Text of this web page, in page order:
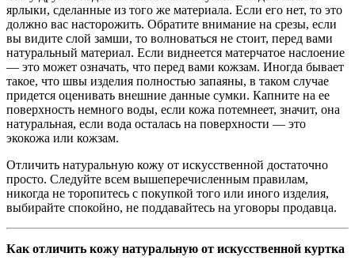
ярлыки, сделанные из того же материала. Если его нет, то это
должно вас насторожить. Обратите внимание на срезы, если
вы видите слой замши, то волноваться не стоит, перед вами
натуральный материал. Если виднеется матерчатое наслоение
— это может означать, что перед вами кожзам. Иногда бывает
такое, что швы изделия полностью запаяны, в таком случае
придется оценивать внешние данные сумки. Капните на ее
поверхность немного воды, если кожа потемнеет, значит, она
натуральная, если вода осталась на поверхности — это
экокожа или кожзам.
Отличить натуральную кожу от искусственной достаточно
просто. Следуйте всем вышеперечисленным правилам,
никогда не торопитесь с покупкой того или иного изделия,
выбирайте спокойно, не поддавайтесь на уговоры продавца.
Как отличить кожу натуральную от искусственной куртка